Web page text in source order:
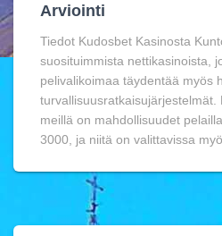
Arviointi
Tiedot Kudosbet Kasinosta
suosituimmista nettikasinoista,
pelivalikoimaa täydentää myös
turvallisuusratkaisujärjestelmät.
meillä on mahdollisuudet
3000, ja niitä on valittavissa